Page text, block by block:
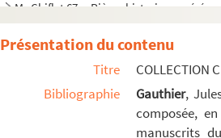
Ms Chiflet 67. « Pièces historiques
Présentation du contenu
Titre
COLLECTION
Bibliographie
Gauthier,
composée,
manuscrits